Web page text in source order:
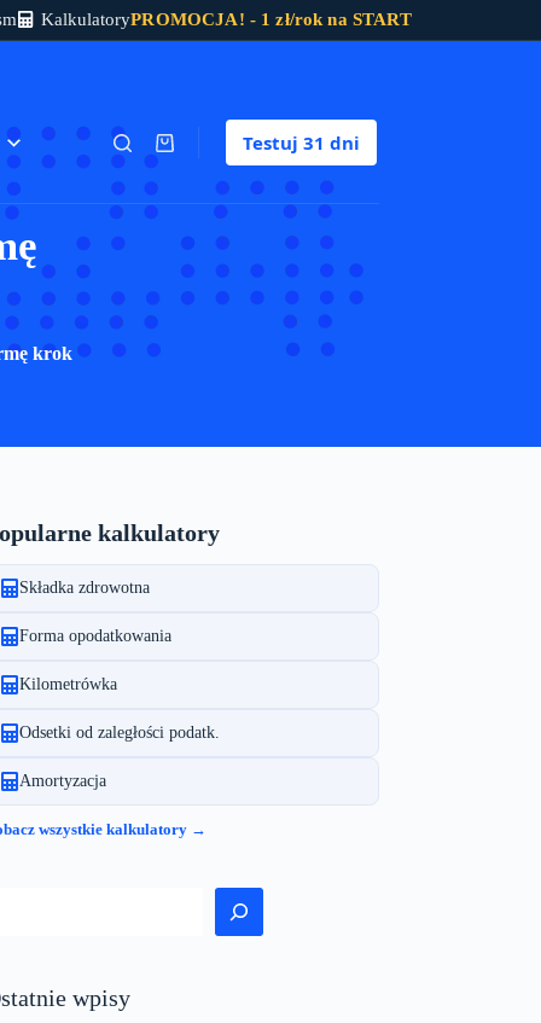
KalkulatoryPROMOCJA! - 1 zł/rok na START
Koszyk Testuj 31 dni
krok
kalkulatory
Składka zdrowotna
Forma opodatkowania
Kilometrówka
Odsetki od zaległości podatk.
Amortyzacja
wszystkie kalkulatory →
wpisy